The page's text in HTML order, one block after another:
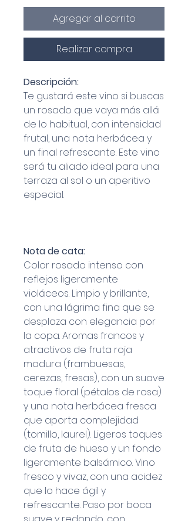
Agregar al carrito
Realizar compra
Descripción:
Te gustará este vino si buscas
un rosado que vaya más allá
de lo habitual, con intensidad
frutal, una nota herbácea y
un final refrescante. Este vino
será tu aliado ideal para una
terraza al sol o un aperitivo
especial.
Nota de cata:
Color rosado intenso con
reflejos ligeramente
violáceos. Limpio y brillante,
con una lágrima fina que se
desplaza con elegancia por
la copa. Aromas francos y
atractivos de fruta roja
madura (frambuesas,
cerezas, fresas), con un suave
toque floral (pétalos de rosa)
y una nota herbácea fresca
que aporta complejidad
(tomillo, laurel). Ligeros toques
de fruta de hueso y un fondo
ligeramente balsámico. Vino
fresco y vivaz, con una acidez
que lo hace ágil y
refrescante. Paso por boca